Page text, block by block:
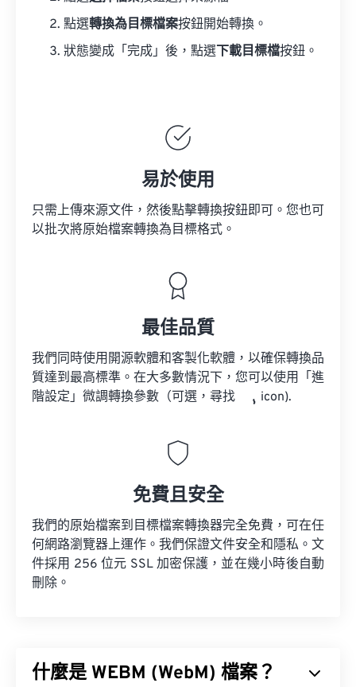
點選轉換為目標檔案按鈕開始轉換。
狀態變成「完成」後，點選 下載目標檔按鈕。
易於使用
只需上傳來源文件，然後點擊轉換按鈕即可。您也可
以批次將原始檔案轉換為目標格式。
最佳品質
我們同時使用開源軟體和客製化軟體，以確保轉換品
質達到最高標準。在大多數情況下，您可以使用「進
階設定」微調轉換參數（可選，尋找
icon).
免費且安全
我們的原始檔案到目標檔案轉換器完全免費，可在任
何網路瀏覽器上運作。我們保證文件安全和隱私。文
件採用 256 位元 SSL 加密保護，並在幾小時後自動
刪除。
什麼是 WEBM (WebM) 檔案？